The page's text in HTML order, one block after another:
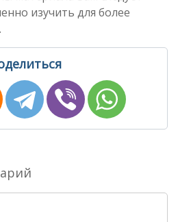
изучить для более